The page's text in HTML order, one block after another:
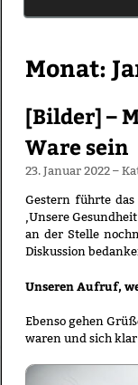
Monat:
[Bilder] –
Ware sein
23. Januar 2022–
Gestern führte
‚Unsere
an der Stelle
Diskussion
Unseren Aufruf,
Ebenso gehen
waren und sich